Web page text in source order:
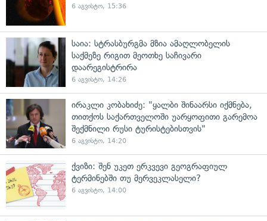
6 აგვისტო, 15:36
საია: სტრასბურგმა მზია ამაღლობელის
საქმეზე რიგით მეოთხე საჩივარი
დაარეგისტრირა
6 აგვისტო, 14:26
ირაკლი კობახიძე: "ყალბი შინაარსი იქმნება,
თითქოს საქართველოში უარყოფითი გარემოა
შექმნილი რუსი ტურისტებისთვის"
6 აგვისტო, 14:20
ქვიზი: შენ უკეთ ერკვევი გეოგრაფიულ
ტერმინებში თუ მერვეკლასელი?
6 აგვისტო, 14:00